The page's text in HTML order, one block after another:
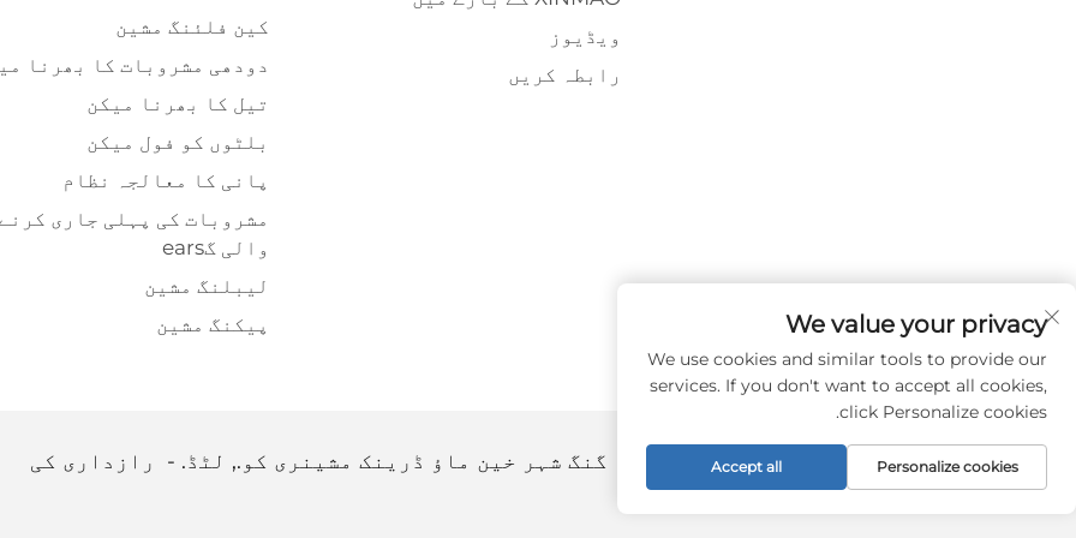
ویڈیوز
رابطہ کریں
کین فلئنگ مشین
دودھی مشروبات کا بھرنا
تیل کا بھرنا میکن
بلٹوں کو فول میکن
پانی کا معالجہ نظام
مشروبات کی پہلی جاری
والی گears
لیبلنگ مشین
پیکنگ مشین
کاپی رائٹ © 2024 بائ زھانگ جیا گنگ شہر خین ماؤ ڈرینک مشینری کو., لٹڈ. -
رازداری کی
پالیسی
We value your privacy
We use cookies and similar tools to provide our
services. If you don't want to accept all cookies,
click Personalize cookies.
Personalize cookies
Accept all